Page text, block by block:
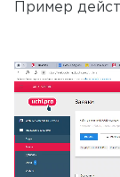
Пример